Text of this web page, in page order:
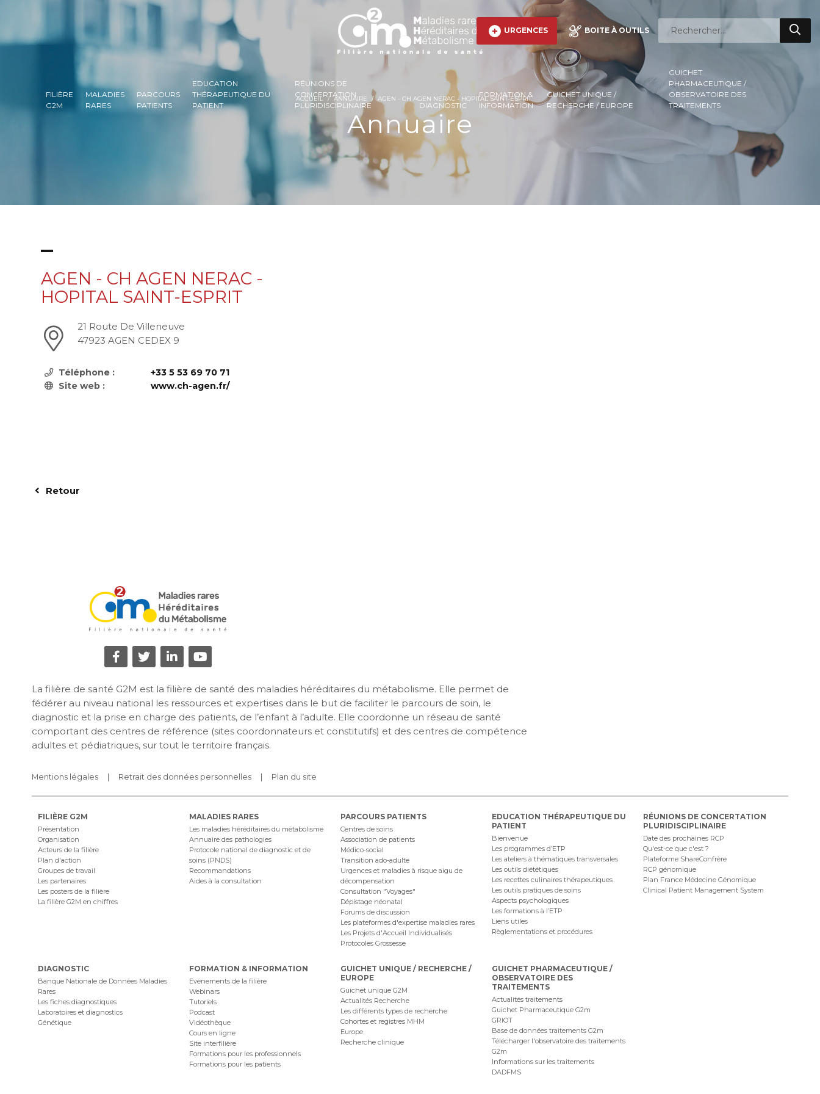
URGENCES BOITE À OUTILS
FILIÈRE
G2M
MALADIES
RARES
PARCOURS
PATIENTS
EDUCATION
THÉRAPEUTIQUE DU
PATIENT
RÉUNIONS DE
CONCERTATION
PLURIDISCIPLINAIRE
DIAGNOSTIC
FORMATION &
INFORMATION
GUICHET UNIQUE /
RECHERCHE / EUROPE
GUICHET
PHARMACEUTIQUE /
OBSERVATOIRE DES
TRAITEMENTS
Annuaire
ACCUEIL / ANNUAIRE / AGEN - CH AGEN NERAC - HOPITAL SAINT-ESPRIT
AGEN - CH AGEN NERAC -
HOPITAL SAINT-ESPRIT
21 Route De Villeneuve
47923 AGEN CEDEX 9
Téléphone :
+33 5 53 69 70 71
Site web :
www.ch-agen.fr/
Retour
La filière de santé G2M est la filière de santé des maladies héréditaires du métabolisme. Elle permet de
fédérer au niveau national les ressources et expertises dans le but de faciliter le parcours de soin, le
diagnostic et la prise en charge des patients, de l’enfant à l’adulte. Elle coordonne un réseau de santé
comportant des centres de référence (sites coordonnateurs et constitutifs) et des centres de compétence
adultes et pédiatriques, sur tout le territoire français.
Mentions légales Retrait des données personnelles Plan du site
FILIÈRE G2M
Présentation
Organisation
Acteurs de la filière
Plan d'action
Groupes de travail
Les partenaires
Les posters de la filière
La filière G2M en chiffres
MALADIES RARES
Les maladies héréditaires du métabolisme
Annuaire des pathologies
Protocole national de diagnostic et de
soins (PNDS)
Recommandations
Aides à la consultation
PARCOURS PATIENTS
Centres de soins
Association de patients
Médico-social
Transition ado-adulte
Urgences et maladies à risque aigu de
décompensation
Consultation "Voyages"
Dépistage néonatal
Forums de discussion
Les plateformes d'expertise maladies rares
Les Projets d'Accueil Individualisés
Protocoles Grossesse
EDUCATION THÉRAPEUTIQUE DU
PATIENT
Bienvenue
Les programmes d’ETP
Les ateliers à thématiques transversales
Les outils diététiques
Les recettes culinaires thérapeutiques
Les outils pratiques de soins
Aspects psychologiques
Les formations à l’ETP
Liens utiles
Règlementations et procédures
RÉUNIONS DE CONCERTATION
PLURIDISCIPLINAIRE
Date des prochaines RCP
Qu'est-ce que c'est ?
Plateforme ShareConfrère
RCP génomique
Plan France Médecine Génomique
Clinical Patient Management System
DIAGNOSTIC
Banque Nationale de Données Maladies
Rares
Les fiches diagnostiques
Laboratoires et diagnostics
Génétique
FORMATION & INFORMATION
Evénements de la filière
Webinars
Tutoriels
Podcast
Vidéothèque
Cours en ligne
Site interfilière
Formations pour les professionnels
Formations pour les patients
GUICHET UNIQUE / RECHERCHE /
EUROPE
Guichet unique G2M
Actualités Recherche
Les différents types de recherche
Cohortes et registres MHM
Europe
Recherche clinique
GUICHET PHARMACEUTIQUE /
OBSERVATOIRE DES
TRAITEMENTS
Actualités traitements
Guichet Pharmaceutique G2m
GRIOT
Base de données traitements G2m
Télécharger l'observatoire des traitements
G2m
Informations sur les traitements
DADFMS